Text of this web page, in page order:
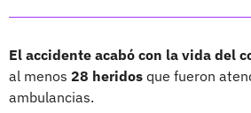
El accidente acabó con la vida del
al menos 28 heridos que fueron
ambulancias.